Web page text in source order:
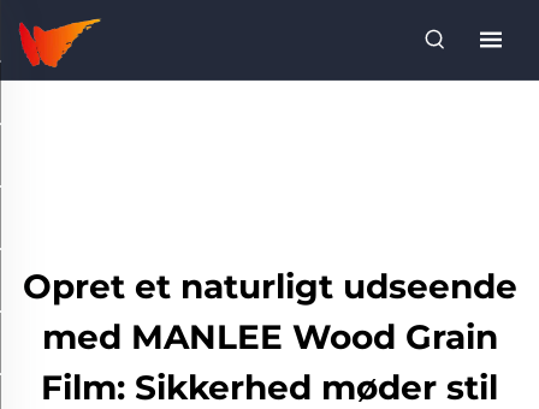
Opret et naturligt udseende
med MANLEE Wood Grain
Film: Sikkerhed møder stil